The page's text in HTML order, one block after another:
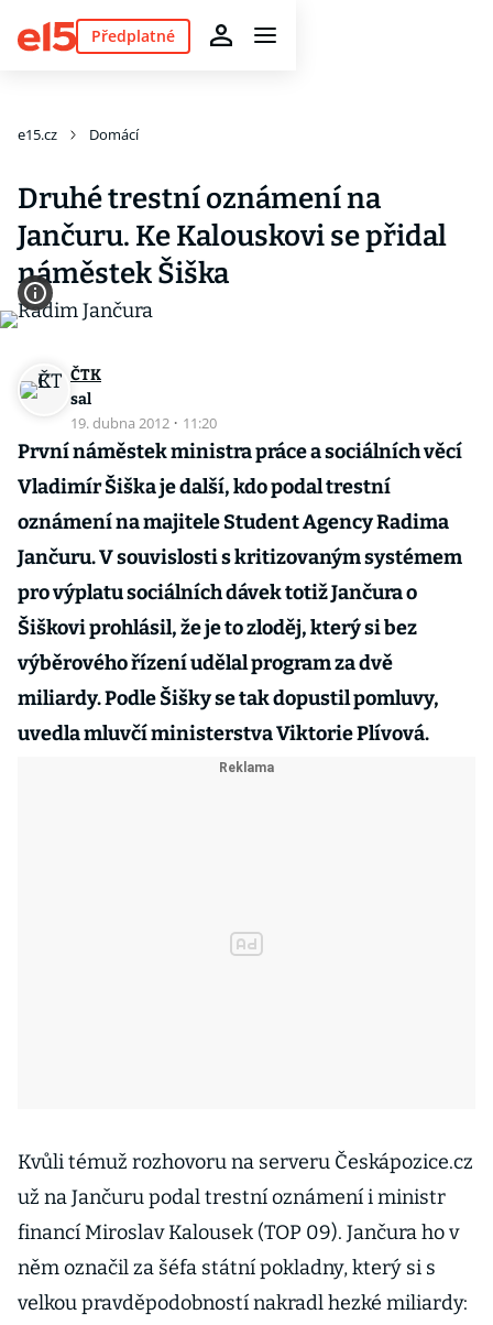
Předplatné
e15.cz Domácí
Druhé trestní oznámení na
Jančuru. Ke Kalouskovi se přidal
náměstek Šiška
ČTK
sal
19. dubna 2012 · 11:20
První náměstek ministra práce a sociálních věcí
Vladimír Šiška je další, kdo podal trestní
oznámení na majitele Student Agency Radima
Jančuru. V souvislosti s kritizovaným systémem
pro výplatu sociálních dávek totiž Jančura o
Šiškovi prohlásil, že je to zloděj, který si bez
výběrového řízení udělal program za dvě
miliardy. Podle Šišky se tak dopustil pomluvy,
uvedla mluvčí ministerstva Viktorie Plívová.
Kvůli témuž rozhovoru na serveru Českápozice.cz
už na Jančuru podal trestní oznámení i ministr
financí Miroslav Kalousek (TOP 09). Jančura ho v
něm označil za šéfa státní pokladny, který si s
velkou pravděpodobností nakradl hezké miliardy: